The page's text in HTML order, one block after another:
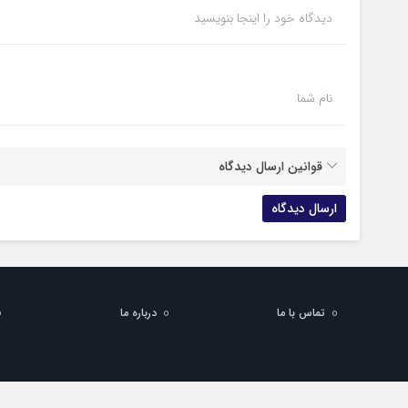
دیدگاه خود را اینجا بنویسید
نام شما
قوانین ارسال دیدگاه
تماس با ما درباره ما